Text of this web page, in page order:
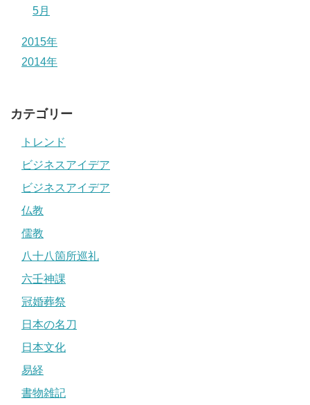
5月
2015年
2014年
カテゴリー
トレンド
ビジネスアイデア
ビジネスアイデア
仏教
儒教
八十八箇所巡礼
六壬神課
冠婚葬祭
日本の名刀
日本文化
易経
書物雑記